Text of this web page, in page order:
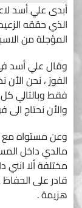
أبدى علي أسد
الذي حققه
المؤجلة من
وقال علي أسد
الفوز ، نحن
فقط وبالتالي
والأن نحتاج
وعن مستواه مع
مالدي داخل
مختلفة ألا
قادر على
هزيمة .